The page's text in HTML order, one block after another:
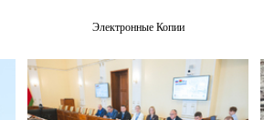
Электронные Копии